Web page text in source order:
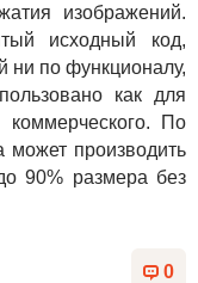
изображений.
исходный код,
ни по функционалу,
как для
коммерческого. По
производить
90% размера без
0